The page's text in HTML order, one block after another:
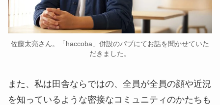
佐藤太亮さん。「haccoba」併設のパブにてお話を聞かせていた
だきました。
また、私は田舎ならではの、全員が全員の顔や近況
を知っているような密接なコミュニティのかたちも